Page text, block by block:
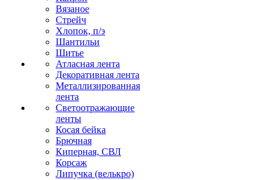
Вязаное
Стрейч
Хлопок, п/э
Шантильи
Шитье
Атласная лента
Декоративная лента
Металлизированная
лента
Светоотражающие
ленты
Косая бейка
Брючная
Киперная, СВЛ
Корсаж
Липучка (велькро)